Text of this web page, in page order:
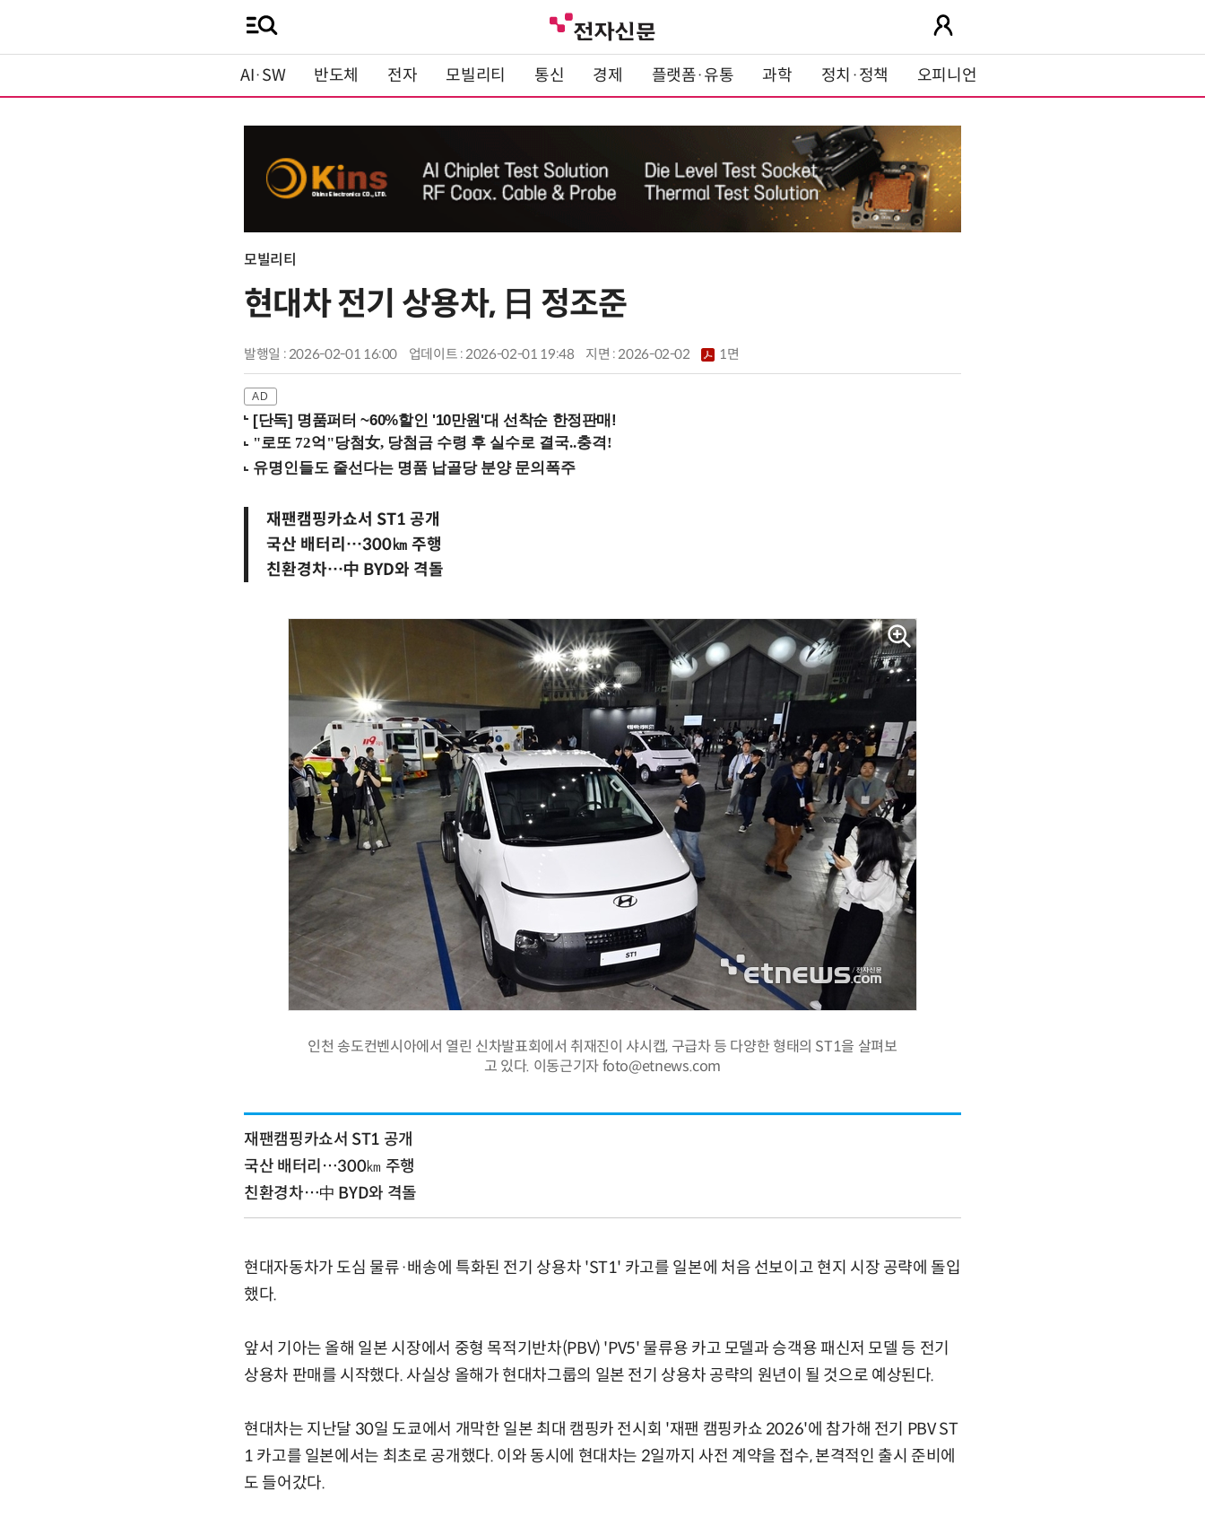
AI·SW 반도체 전자 모빌리티 통신 경제 플랫폼·유통 과학 정치·정책 오피니언
모빌리티
현대차 전기 상용차, 日 정조준
발행일 : 2026-02-01 16:00 업데이트 : 2026-02-01 19:48 지면 :2026-02-02 1면
[단독] 명품퍼터 ~60%할인 '10만원'대 선착순 한정판매!
재팬캠핑카쇼서 ST1 공개
국산 배터리…300㎞ 주행
친환경차…中 BYD와 격돌
인천 송도컨벤시아에서 열린 신차발표회에서 취재진이 샤시캡, 구급차 등 다양한 형태의 ST1을 살펴보
고 있다. 이동근기자 foto@etnews.com
재팬캠핑카쇼서 ST1 공개
국산 배터리…300㎞ 주행
친환경차…中 BYD와 격돌
현대자동차가 도심 물류·배송에 특화된 전기 상용차 'ST1' 카고를 일본에 처음 선보이고 현지 시장 공략에 돌입
했다.
앞서 기아는 올해 일본 시장에서 중형 목적기반차(PBV) 'PV5' 물류용 카고 모델과 승객용 패신저 모델 등 전기
상용차 판매를 시작했다. 사실상 올해가 현대차그룹의 일본 전기 상용차 공략의 원년이 될 것으로 예상된다.
현대차는 지난달 30일 도쿄에서 개막한 일본 최대 캠핑카 전시회 '재팬 캠핑카쇼 2026'에 참가해 전기 PBV ST
1 카고를 일본에서는 최초로 공개했다. 이와 동시에 현대차는 2일까지 사전 계약을 접수, 본격적인 출시 준비에
도 들어갔다.